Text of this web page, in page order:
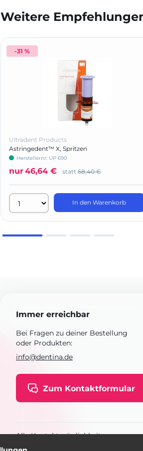
Weitere
-31 %
Ultradent Products
Astringedent™ X, Spritzen
Herstellernr: UP 690
nur46,64 € statt 68,40 €
In den Warenkorb
Immer erreichbar
Bei Fragen zu deiner Bestellung
oder Produkten:
info@dentina.de
Zum Kontaktformular
Alle Kontaktmöglichkeiten